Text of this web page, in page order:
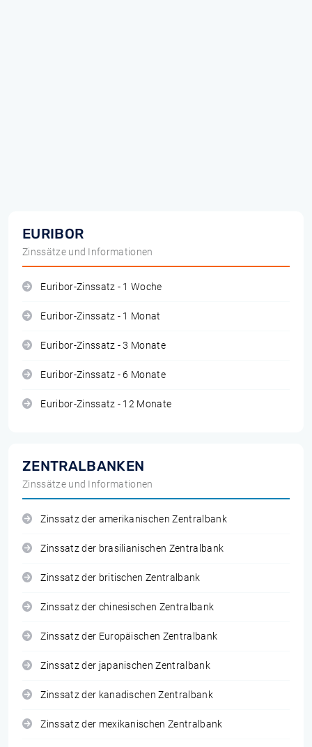
EURIBOR
Zinssätze und Informationen
Euribor-Zinssatz - 1 Woche
Euribor-Zinssatz - 1 Monat
Euribor-Zinssatz - 3 Monate
Euribor-Zinssatz - 6 Monate
Euribor-Zinssatz - 12 Monate
ZENTRALBANKEN
Zinssätze und Informationen
Zinssatz der amerikanischen Zentralbank
Zinssatz der brasilianischen Zentralbank
Zinssatz der britischen Zentralbank
Zinssatz der chinesischen Zentralbank
Zinssatz der Europäischen Zentralbank
Zinssatz der japanischen Zentralbank
Zinssatz der kanadischen Zentralbank
Zinssatz der mexikanischen Zentralbank